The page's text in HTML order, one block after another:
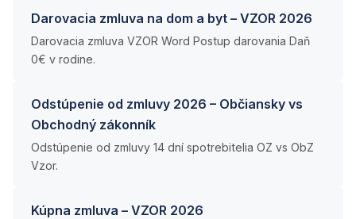
Darovacia zmluva na dom a byt – VZOR 2026
Darovacia zmluva VZOR Word Postup darovania Daň
0€ v rodine.
Odstúpenie od zmluvy 2026 – Občiansky vs
Obchodný zákonník
Odstúpenie od zmluvy 14 dní spotrebitelia OZ vs ObZ
Vzor.
Kúpna zmluva – VZOR 2026